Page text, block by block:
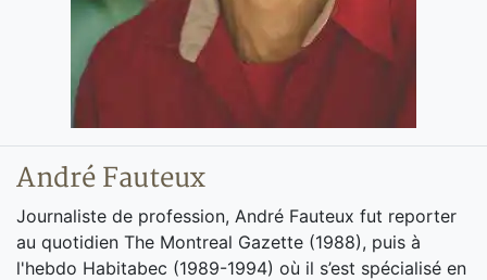
André Fauteux
Journaliste de profession, André Fauteux fut reporter
au quotidien The Montreal Gazette (1988), puis à
l'hebdo Habitabec (1989-1994) où il s’est spécialisé en